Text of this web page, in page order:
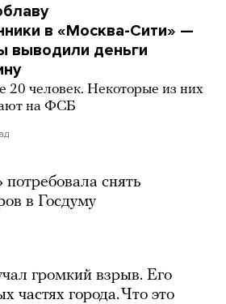
в «Москва-Сити» —
выводили деньги
человек. Некоторые из них
на ФСБ
снять
в Госдуму
громкий взрыв. Его
частях города. Что это